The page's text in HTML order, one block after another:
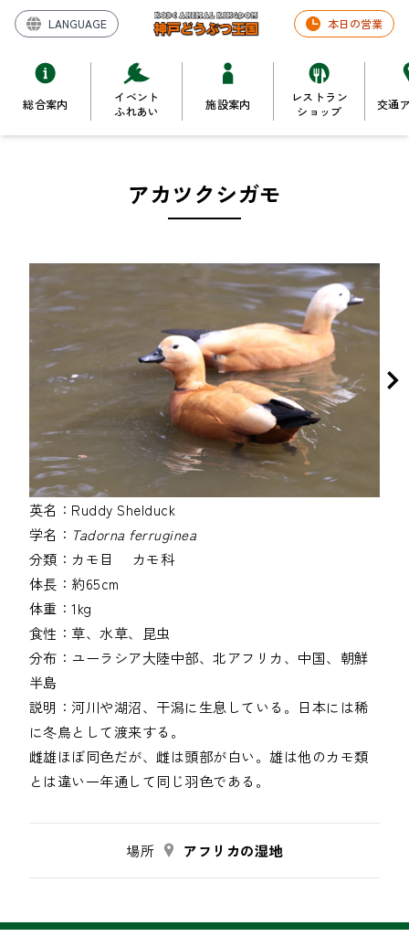
LANGUAGE 本日の営業
総合案内
イベント
ふれあい
施設案内
レストラン
ショップ
交通
アカツクシガモ
英名： Ruddy Shelduck
学名： Tadorna ferruginea
分類： カモ目
カモ科
体長： 約65cm
体重：1kg
食性： 草、水草、昆虫
分布： ユーラシア大陸中部、北アフリカ、中国、朝鮮
半島
説明： 河川や湖沼、干潟に生息している。日本には稀
に冬鳥として渡来する。
雌雄ほぼ同色だが、雌は頭部が白い。雄は他のカモ類
場所 アフリカの湿地